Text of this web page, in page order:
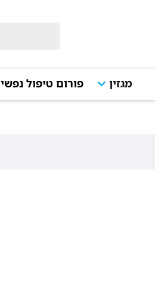
מגזין פורום טיפול נפשי